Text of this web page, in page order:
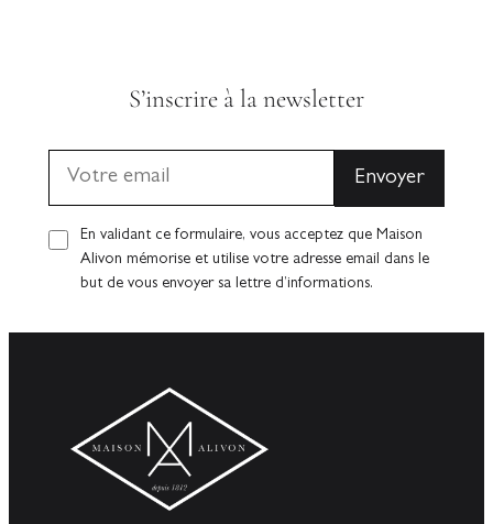
S’inscrire à la newsletter
En validant ce formulaire, vous acceptez que Maison
Alivon mémorise et utilise votre adresse email dans le
but de vous envoyer sa lettre d’informations.